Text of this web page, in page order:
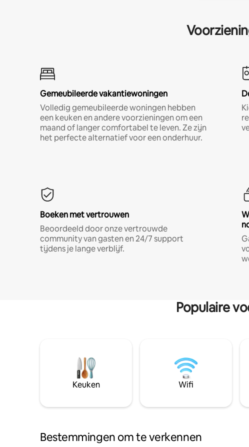
Gemeubileerde vakantiewoningen
Volledig gemeubileerde woningen hebben
een keuken en andere voorzieningen om een
maand of langer comfortabel te leven. Ze zijn
het perfecte alternatief voor een onderhuur.
Boeken met vertrouwen
Beoordeeld door onze vertrouwde
community van gasten en 24/7 support
tijdens je lange verblijf.
Populaire
Keuken Wifi
Bestemmingen om te verkennen